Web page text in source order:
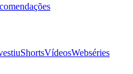
ShortsVídeosWebséries